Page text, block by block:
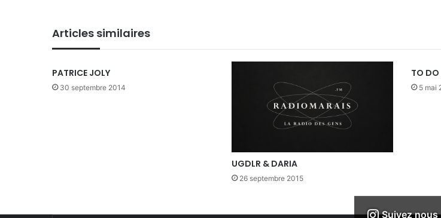
Articles similaires
PATRICE JOLY
30 septembre 2014
UGDLR & DARIA
26 septembre 2015
TO
5 mai
Suivez nous